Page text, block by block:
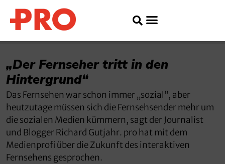
„Der Fernseher tritt in den
Hintergrund“
Das Fernsehen war schon immer „sozial“, aber
heutzutage müssen sich die Fernsehsender mehr um
die sozialen Medien kümmern, sagt der Journalist
und Blogger Richard Gutjahr. pro hat mit dem
Medienprofi über die Zukunft des interaktiven
Fernsehens gesprochen.